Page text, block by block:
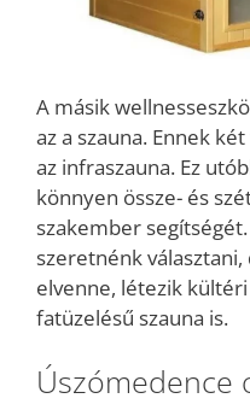
A másik
az a szauna. Ennek
az infraszauna. Ez
könnyen össze- és
szakember
szeretnénk
elvenne, létezik
fatüzelésű szauna is.
Úszómedence